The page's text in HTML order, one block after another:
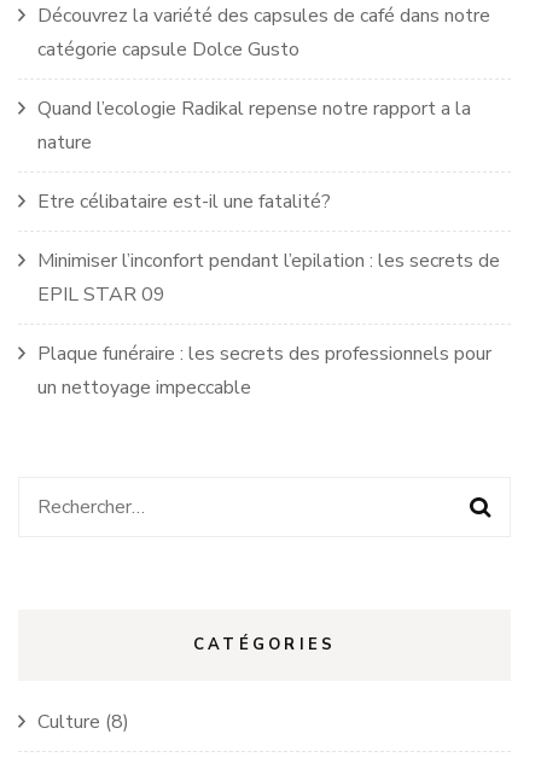
Découvrez la variété des capsules de café dans notre
catégorie capsule Dolce Gusto
Quand l’ecologie Radikal repense notre rapport a la
nature
Etre célibataire est-il une fatalité?
Minimiser l’inconfort pendant l’epilation : les secrets de
EPIL STAR 09
Plaque funéraire : les secrets des professionnels pour
un nettoyage impeccable
Rechercher :
CATÉGORIES
Culture (8)